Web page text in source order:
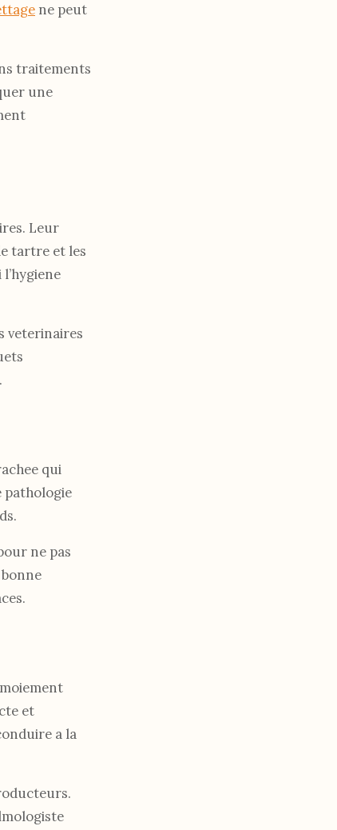
ne peut
traitements
une
Leur
tartre et les
veterinaires
qui
pathologie
ne pas
et
a la